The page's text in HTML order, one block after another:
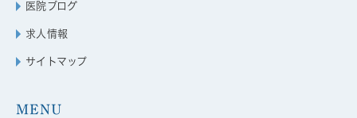
医院ブログ
求人情報
サイトマップ
MENU